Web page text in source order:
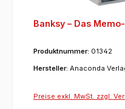
Banksy – Das
Produktnummer: 01342
Hersteller: Anaconda
Preise exkl. MwSt. zzgl.